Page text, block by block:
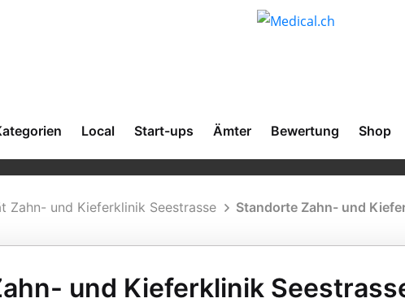
Local Start-ups Ämter Bewertung Shop
Zahn- und Kieferklinik Seestrasse Standorte Zahn- und
und Kieferklinik